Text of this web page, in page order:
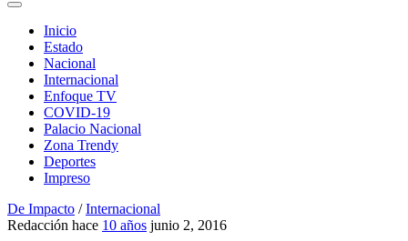
Inicio
Estado
Nacional
Internacional
Enfoque TV
COVID-19
Palacio Nacional
Zona Trendy
Deportes
Impreso
De Impacto /Internacional
Redacción hace 10 años junio 2, 2016